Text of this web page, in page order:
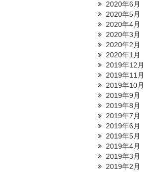
2020年6月
2020年5月
2020年4月
2020年3月
2020年2月
2020年1月
2019年12月
2019年11月
2019年10月
2019年9月
2019年8月
2019年7月
2019年6月
2019年5月
2019年4月
2019年3月
2019年2月